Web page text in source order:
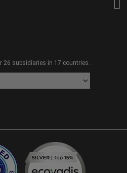
26 subsidiaries in 17 countries.